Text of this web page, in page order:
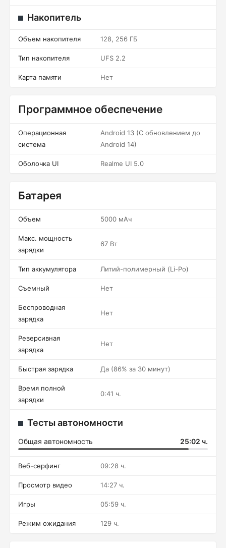
Накопитель
Объем накопителя 128, 256 ГБ
Тип накопителя UFS 2.2
Карта памяти Нет
Программное обеспечение
Операционная
система
Android 13 (С обновлением до
Android 14)
Оболочка UI Realme UI 5.0
Батарея
Объем 5000 мАч
Макс. мощность
зарядки
67 Вт
Тип аккумулятора Литий-полимерный (Li-Po)
Съемный Нет
Беспроводная
зарядка
Нет
Реверсивная
зарядка
Нет
Быстрая зарядка Да (86% за 30 минут)
Время полной
зарядки
0:41 ч.
Тесты автономности
Общая автономность 25:02 ч.
Веб-серфинг 09:28 ч.
Просмотр видео 14:27 ч.
Игры 05:59 ч.
Режим ожидания 129 ч.